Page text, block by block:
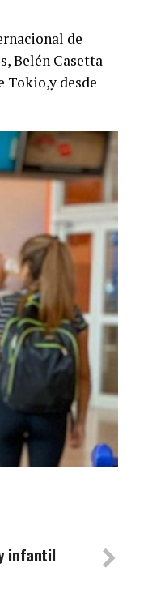
de
Belén Casetta
Tokio,y desde
infantil